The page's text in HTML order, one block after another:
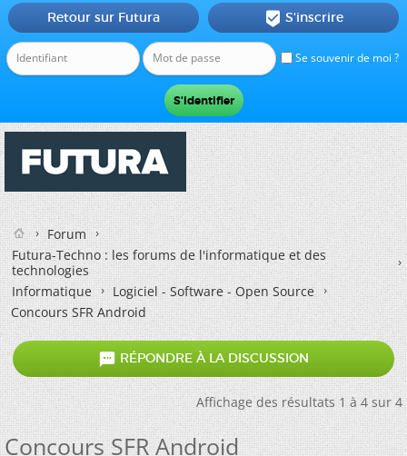
Se souvenir de moi ?
Retour sur Futura  S'inscrire
Forum
Futura-Techno : les forums de l'informatique et des
technologies
Informatique
Logiciel - Software - Open Source
Concours SFR Android
 RÉPONDRE À LA DISCUSSION
Affichage des résultats 1 à 4 sur 4
Concours SFR Android